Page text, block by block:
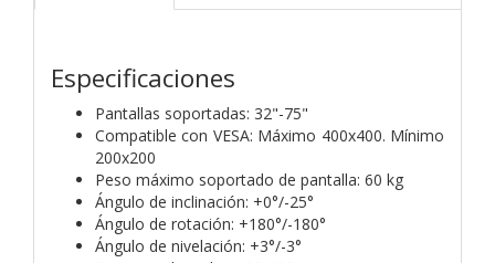
Especificaciones
Pantallas soportadas: 32"-75"
Compatible con VESA: Máximo 400x400. Mínimo
200x200
Peso máximo soportado de pantalla: 60 kg
Ángulo de inclinación: +0°/-25°
Ángulo de rotación: +180°/-180°
Ángulo de nivelación: +3°/-3°